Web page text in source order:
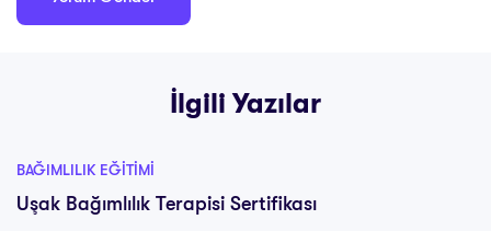
İlgili Yazılar
BAĞIMLILIK EĞITIMI
Uşak Bağımlılık Terapisi Sertifikası